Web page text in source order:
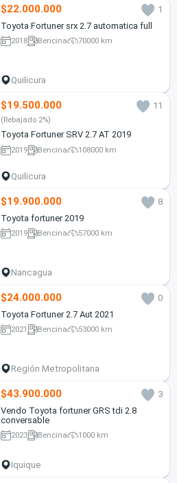
$22.000.000
1
Toyota Fortuner srx 2.7 automatica full
2018 Bencina 70000 km
Quilicura
$19.500.000 11
(Rebajado 2%)
Toyota Fortuner SRV 2.7 AT 2019
2019 Bencina 108000 km
Quilicura
$19.900.000
8
Toyota fortuner 2019
2019 Bencina 57000 km
Nancagua
$24.000.000
0
Toyota Fortuner 2.7 Aut 2021
2021 Bencina 53000 km
Región Metropolitana
$43.900.000
3
Vendo Toyota fortuner GRS tdi 2.8
conversable
2023 Bencina 1000 km
Iquique